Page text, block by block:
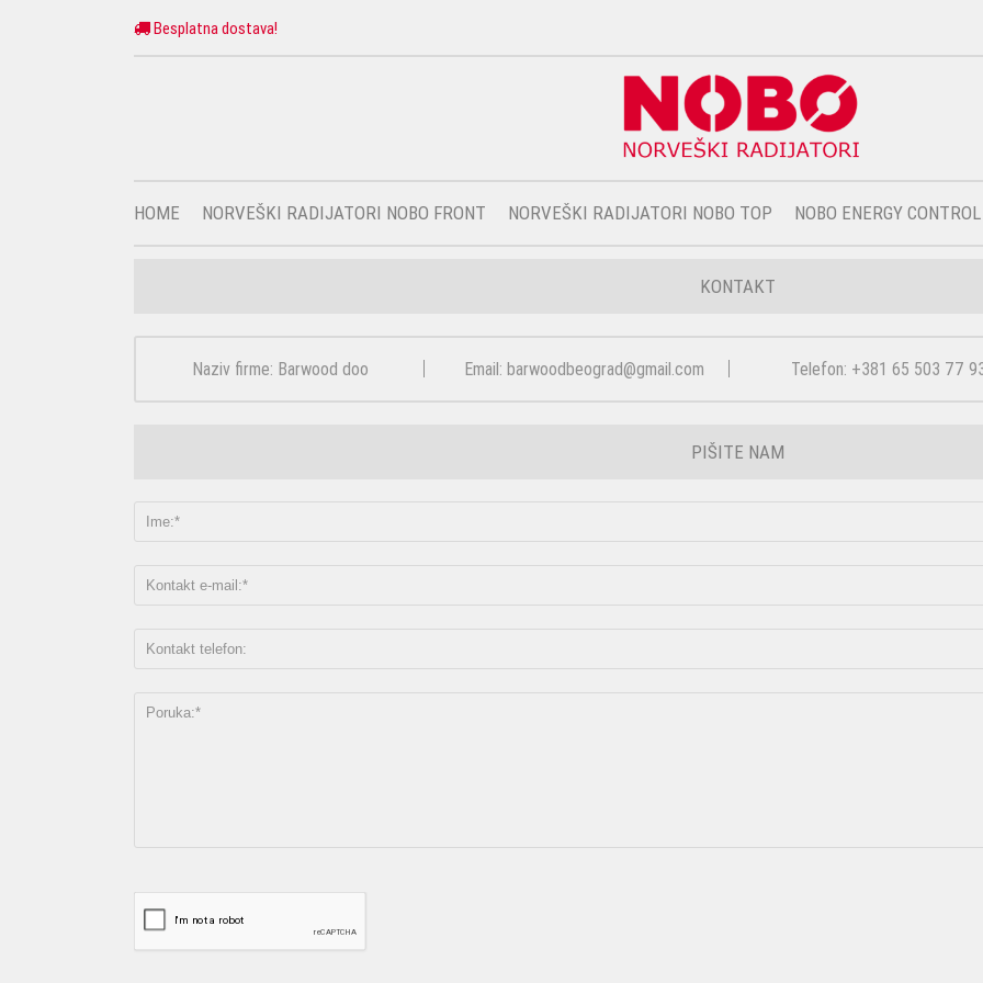
Besplatna dostava!
HOME NORVEŠKI RADIJATORI NOBO FRONT NORVEŠKI RADIJATORI NOBO TOP NOBO ENERGY CONTROL
KONTAKT
Naziv firme: Barwood doo Email: barwoodbeograd@gmail.com Telefon: +381 65 503 77
PIŠITE NAM